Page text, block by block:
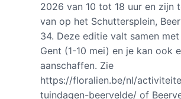
2026 van 10 tot 18 uur en zijn
van op het Schuttersplein,
34. Deze editie valt samen
Gent (1-10 mei) en je kan ook
aanschaffen. Zie
https://floralien.be/nl/
tuindagen-beervelde/ of